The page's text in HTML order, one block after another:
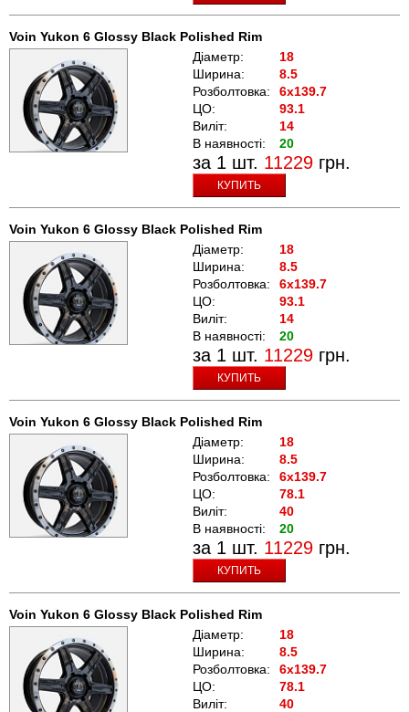
Voin Yukon 6 Glossy Black Polished Rim
Діаметр:
18
Ширина:
8.5
Розболтовка:
6x139.7
ЦО:
93.1
Виліт:
14
В наявності:
20
за 1 шт. 11229 грн.
КУПИТЬ
Voin Yukon 6 Glossy Black Polished Rim
Діаметр:
18
Ширина:
8.5
Розболтовка:
6x139.7
ЦО:
93.1
Виліт:
14
В наявності:
20
за 1 шт. 11229 грн.
КУПИТЬ
Voin Yukon 6 Glossy Black Polished Rim
Діаметр:
18
Ширина:
8.5
Розболтовка:
6x139.7
ЦО:
78.1
Виліт:
40
В наявності:
20
за 1 шт. 11229 грн.
КУПИТЬ
Voin Yukon 6 Glossy Black Polished Rim
Діаметр:
18
Ширина:
8.5
Розболтовка:
6x139.7
ЦО:
78.1
Виліт:
40